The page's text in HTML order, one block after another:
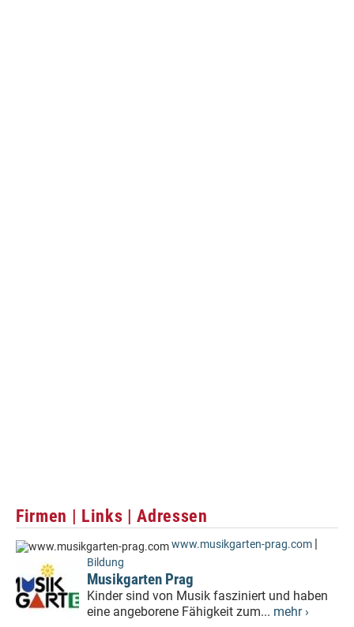
Firmen | Links | Adressen
www.musikgarten-prag.com |
Bildung
Musikgarten Prag
Kinder sind von Musik fasziniert und haben
eine angeborene Fähigkeit zum... mehr ›